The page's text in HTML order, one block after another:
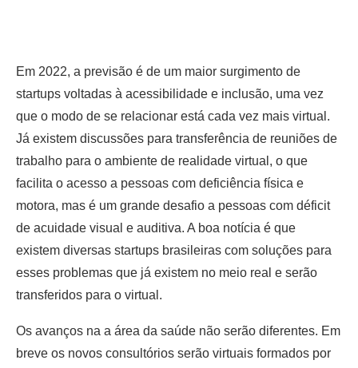
Em 2022, a previsão é de um maior surgimento de
startups voltadas à acessibilidade e inclusão, uma vez
que o modo de se relacionar está cada vez mais virtual.
Já existem discussões para transferência de reuniões de
trabalho para o ambiente de realidade virtual, o que
facilita o acesso a pessoas com deficiência física e
motora, mas é um grande desafio a pessoas com déficit
de acuidade visual e auditiva. A boa notícia é que
existem diversas startups brasileiras com soluções para
esses problemas que já existem no meio real e serão
transferidos para o virtual.
Os avanços na a área da saúde não serão diferentes. Em
breve os novos consultórios serão virtuais formados por